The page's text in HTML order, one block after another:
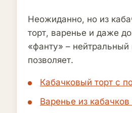
Неожиданно, но из
торт, варенье и даже
«фанту» – нейтральный
позволяет.
Кабачковый торт с
Варенье из